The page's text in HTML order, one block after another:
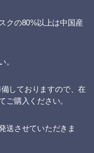
クの80%以上は中国産
。
しておりますので、在
ご購入ください。
送させていただきま